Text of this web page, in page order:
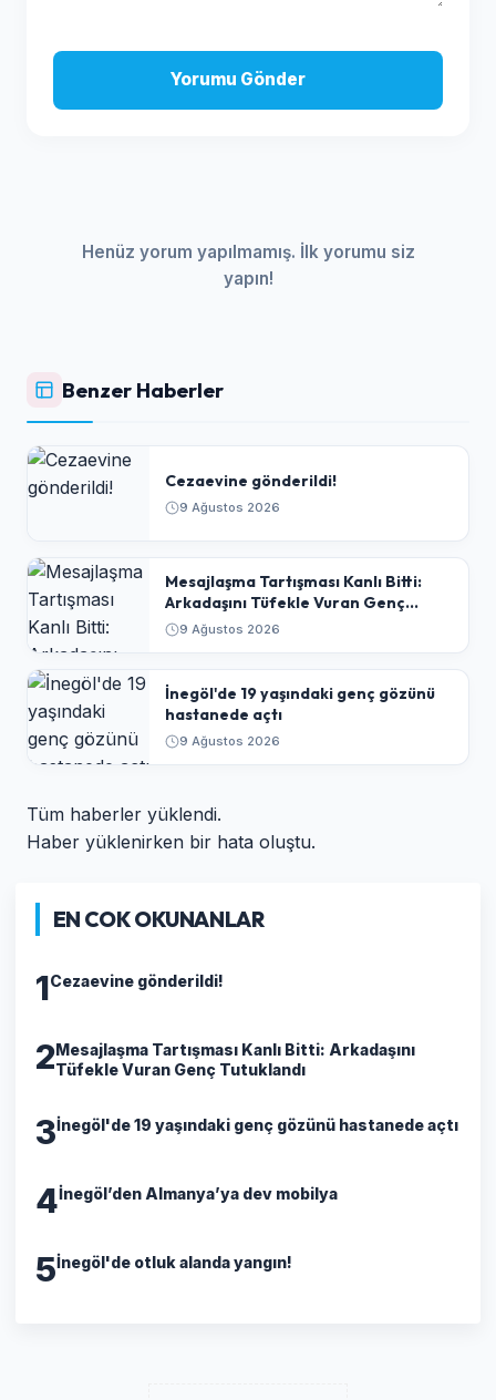
Yorumu Gönder
Henüz yorum yapılmamış. İlk yorumu siz
yapın!
Benzer Haberler
Cezaevine gönderildi!
9 Ağustos 2026
​Mesajlaşma Tartışması Kanlı Bitti:
Arkadaşını Tüfekle Vuran Genç
Tutuklandı
9 Ağustos 2026
İnegöl'de 19 yaşındaki genç gözünü
hastanede açtı
9 Ağustos 2026
Tüm haberler yüklendi.
Haber yüklenirken bir hata oluştu.
EN COK OKUNANLAR
1Cezaevine gönderildi!
2​Mesajlaşma Tartışması Kanlı Bitti: Arkadaşını
Tüfekle Vuran Genç Tutuklandı
3İnegöl'de 19 yaşındaki genç gözünü hastanede açtı
4İnegöl’den Almanya’ya dev mobilya
5İnegöl'de otluk alanda yangın!